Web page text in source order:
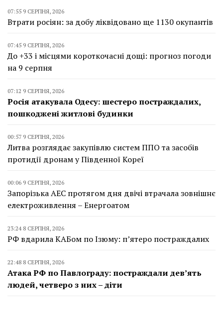
07:55 9 СЕРПНЯ, 2026
Втрати росіян: за добу ліквідовано ще 1130 окупантів
07:45 9 СЕРПНЯ, 2026
До +33 і місцями короткочасні дощі: прогноз погоди
на 9 серпня
07:12 9 СЕРПНЯ, 2026
Росія атакувала Одесу: шестеро постраждалих,
пошкоджені житлові будинки
00:57 9 СЕРПНЯ, 2026
Литва розглядає закупівлю систем ППО та засобів
протидії дронам у Південної Кореї
00:06 9 СЕРПНЯ, 2026
Запорізька АЕС протягом дня двічі втрачала зовнішнє
електроживлення – Енергоатом
23:24 8 СЕРПНЯ, 2026
РФ вдарила КАБом по Ізюму: п’ятеро постраждалих
22:48 8 СЕРПНЯ, 2026
Атака РФ по Павлограду: постраждали дев’ять
людей, четверо з них – діти